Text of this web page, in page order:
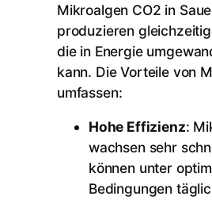
Mikroalgen CO2 in
produzieren
die in Energie
kann. Die Vorteile von
umfassen:
Hohe Effizienz:
wachsen sehr
können unter
Bedingungen